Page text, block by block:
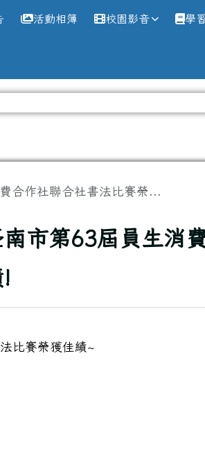
活動相簿 校園影音 學
合作社聯合社書法比賽榮...
市第63屆員生消
比賽榮獲佳績~